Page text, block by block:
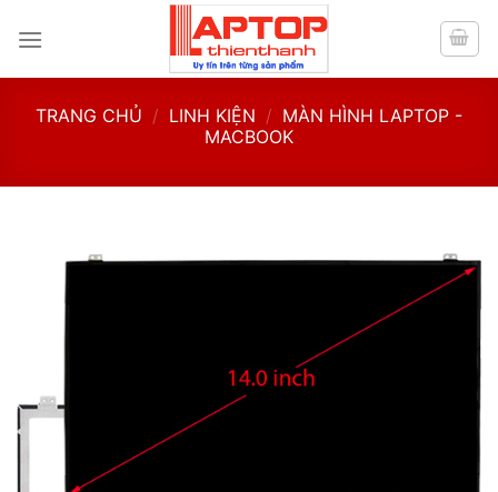
TRANG CHỦ / LINH KIỆN / MÀN HÌNH LAPTOP -
MACBOOK